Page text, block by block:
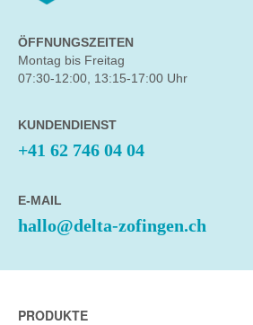
ÖFFNUNGSZEITEN
Montag bis Freitag
07:30-12:00, 13:15-17:00 Uhr
KUNDENDIENST
+41 62 746 04 04
E-MAIL
hallo@delta-zofingen.ch
PRODUKTE